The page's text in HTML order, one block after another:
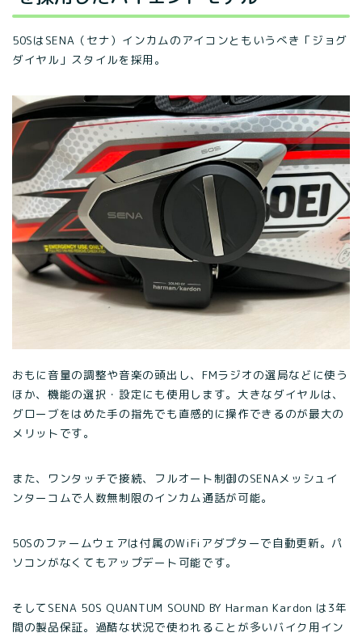
50SはSENA（セナ）インカムのアイコンともいうべき「ジョグ
ダイヤル」スタイルを採用。
おもに音量の調整や音楽の頭出し、FMラジオの選局などに使う
ほか、機能の選択・設定にも使用します。大きなダイヤルは、
グローブをはめた手の指先でも直感的に操作できるのが最大の
メリットです。
また、ワンタッチで接続、フルオート制御のSENAメッシュイ
ンターコムで人数無制限のインカム通話が可能。
50Sのファームウェアは付属のWiFiアダプターで自動更新。パ
ソコンがなくてもアップデート可能です。
そしてSENA 50S QUANTUM SOUND BY Harman Kardon は3年
間の製品保証。過酷な状況で使われることが多いバイク用イン